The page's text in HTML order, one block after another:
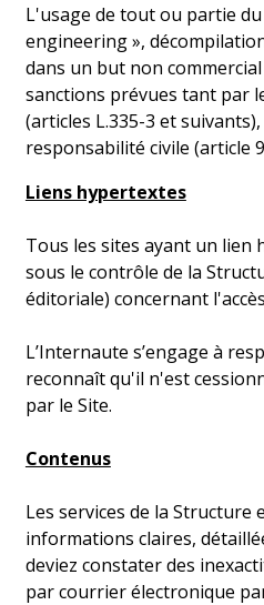
L'usage de tout ou partie
engineering »,
dans un but non
sanctions prévues tant par
(articles L.335-3 et
responsabilité civile (article
Liens hypertextes
Tous les sites ayant un lien
sous le contrôle de la
éditoriale) concernant
L’Internaute s’engage à
reconnaît qu'il n'est
par le Site.
Contenus
Les services de la
informations claires,
deviez constater des
par courrier électronique